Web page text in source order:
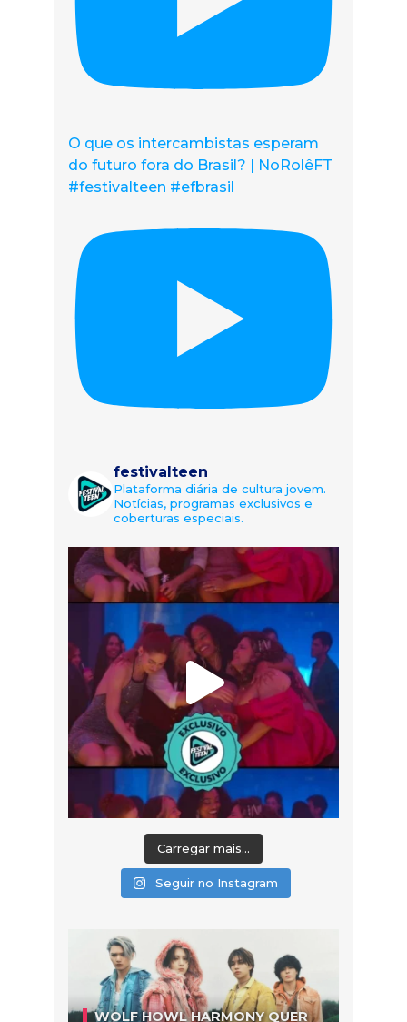
O que os intercambistas esperam
do futuro fora do Brasil? | NoRolêFT
#festivalteen #efbrasil
festivalteen
Plataforma diária de cultura jovem.
Notícias, programas exclusivos e
coberturas especiais.
Carregar mais...
Seguir no Instagram
WOLF HOWL HARMONY QUER